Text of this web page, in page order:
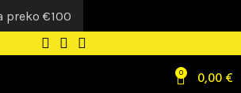
0 0,00€
preko €100